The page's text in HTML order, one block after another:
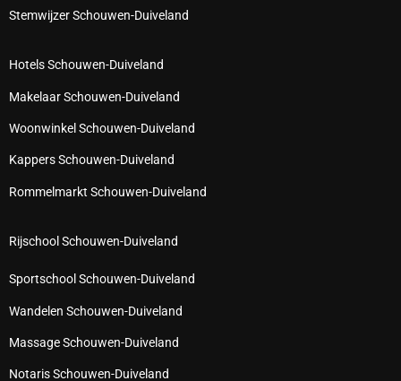
Stemwijzer Schouwen-Duiveland
Hotels Schouwen-Duiveland
Makelaar Schouwen-Duiveland
Woonwinkel Schouwen-Duiveland
Kappers Schouwen-Duiveland
Rommelmarkt Schouwen-Duiveland
Rijschool Schouwen-Duiveland
Sportschool Schouwen-Duiveland
Wandelen Schouwen-Duiveland
Massage Schouwen-Duiveland
Notaris Schouwen-Duiveland